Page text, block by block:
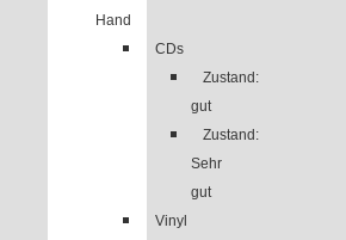
Hand
CDs
Zustand:
gut
Zustand:
Sehr
gut
Vinyl